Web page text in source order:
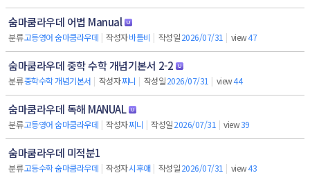
숨마쿰라우데 어법 Manual
분류고등영어 숨마쿰라우데 | 작성자바틀비 | 작성일2026/07/31 | view47
숨마쿰라우데 중학 수학 개념기본서 2-2
분류중학수학 개념기본서 | 작성자찌니 | 작성일2026/07/31 | view44
숨마쿰라우데 독해 MANUAL
분류고등영어 숨마쿰라우데 | 작성자찌니 | 작성일2026/07/31 | view39
숨마쿰라우데 미적분1
분류고등수학 숨마쿰라우데 | 작성자시후애 | 작성일2026/07/31 | view43